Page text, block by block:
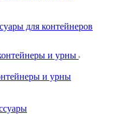
для контейнеров
и урны
и урны